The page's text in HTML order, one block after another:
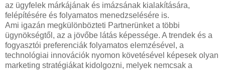
az ügyfelek márkájának és imázsának kialakítására,
felépítésére és folyamatos menedzselésére is.
Ami igazán megkülönbözteti Partnerünket a többi
ügynökségtől, az a jövőbe látás képessége. A trendek és a
fogyasztói preferenciák folyamatos elemzésével, a
technológiai innovációk nyomon követésével képesek olyan
marketing stratégiákat kidolgozni, melyek nemcsak a